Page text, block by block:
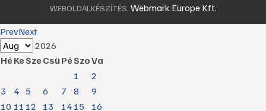
WEBOLDALKÉSZÍTÉS: Webmark Europe Kft.
PrevNext
2026
HéKeSzeCsüPéSzoVa
1
2
3
4 5 6 7 8
9
10 11 12 13 14 15 16